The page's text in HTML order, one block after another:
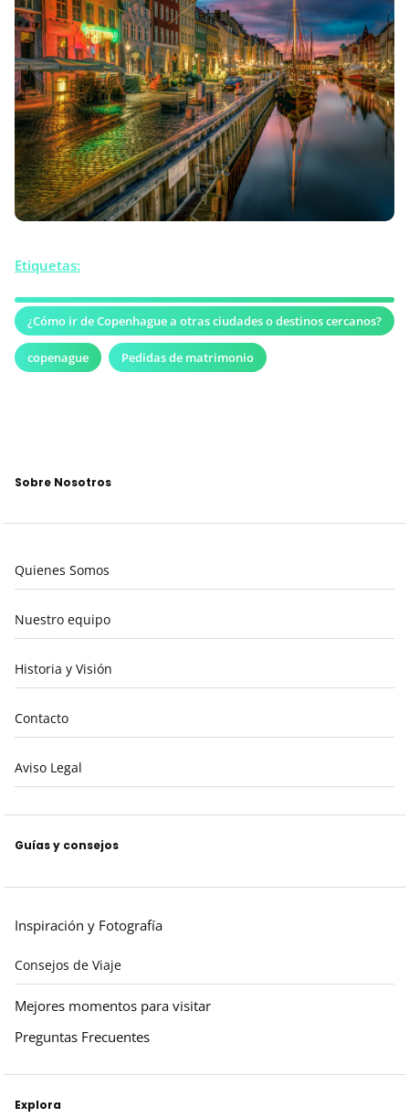
Etiquetas:
¿Cómo ir de Copenhague a otras ciudades o destinos cercanos?
copenague Pedidas de matrimonio
Sobre Nosotros
Quienes Somos
Nuestro equipo
Historia y Visión
Contacto
Aviso Legal
Guías y consejos
Inspiración y Fotografía
Consejos de Viaje
Mejores momentos para visitar
Preguntas Frecuentes
Explora